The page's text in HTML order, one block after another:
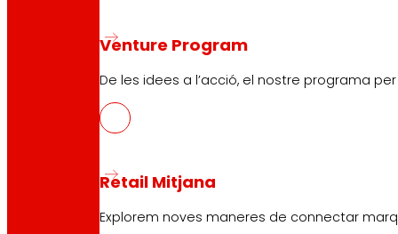
Venture Program
De les idees a l’acció, el nostre programa
Retail Mitjana
Explorem noves maneres de connectar